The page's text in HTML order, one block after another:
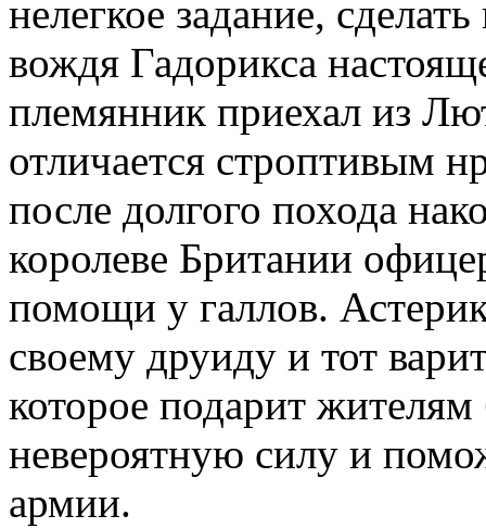
нелегкое задание,
вождя Гадорикса
племянник приехал из
отличается строптивым
после долгого похода
королеве Британии
помощи у галлов.
своему друиду и тот
которое подарит
невероятную силу и
армии.